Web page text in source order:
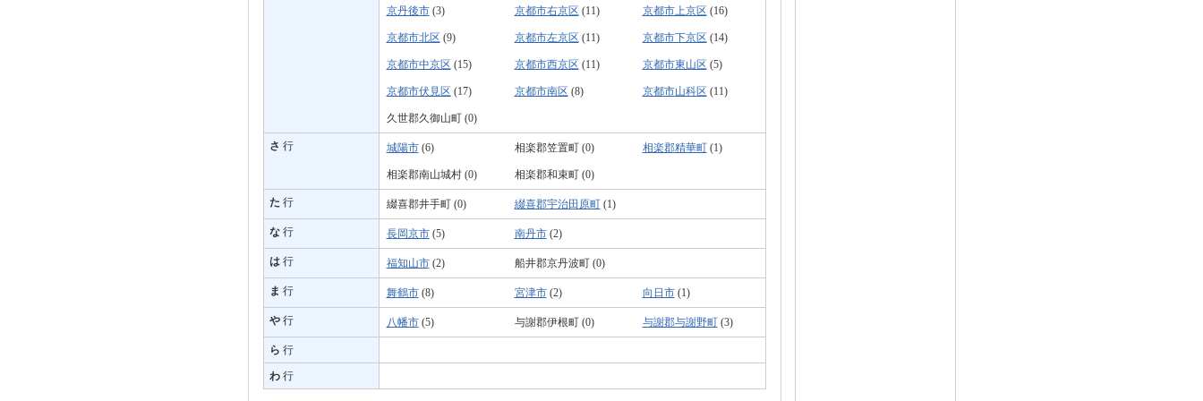
京丹後市(3) 京都市右京区 (11) 京都市上京区 (16)
京都市北区 (9) 京都市左京区 (11) 京都市下京区 (14)
京都市中京区 (15) 京都市西京区 (11) 京都市東山区 (5)
京都市伏見区 (17) 京都市南区 (8) 京都市山科区 (11)
久世郡久御山町 (0)
さ 行 城陽市(6) 相楽郡笠置町 (0) 相楽郡精華町(1)
相楽郡南山城村 (0) 相楽郡和束町 (0)
た 行 綴喜郡井手町 (0) 綴喜郡宇治田原町(1)
な行 長岡京市(5) 南丹市(2)
は行 福知山市(2) 船井郡京丹波町 (0)
ま 行 舞鶴市(8) 宮津市(2) 向日市(1)
や行 八幡市(5) 与謝郡伊根町 (0) 与謝郡与謝野町(3)
ら 行
わ行